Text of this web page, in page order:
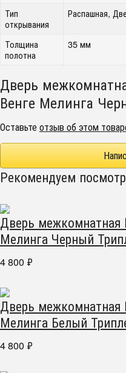
Тип
открывания
Распашная,
Толщина
полотна
35 мм
Дверь
Венге Мелинга
Оставьтеотзыв об этом
Рекомендуем
Дверь
Мелинга Черный
4 800 ₽
Дверь
Мелинга Белый
4 800 ₽